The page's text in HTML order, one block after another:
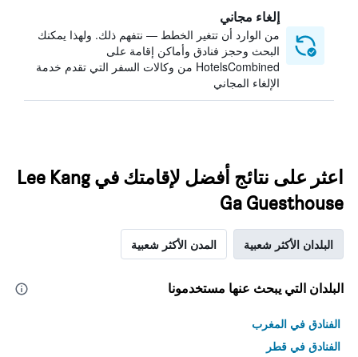
إلغاء مجاني
من الوارد أن تتغير الخطط — نتفهم ذلك. ولهذا يمكنك
البحث وحجز فنادق وأماكن إقامة على
HotelsCombined من وكالات السفر التي تقدم خدمة
الإلغاء المجاني
اعثر على نتائج أفضل لإقامتك في Lee Kang
Ga Guesthouse
البلدان الأكثر شعبية المدن الأكثر شعبية
البلدان التي يبحث عنها مستخدمونا
الفنادق في المغرب
الفنادق في قطر